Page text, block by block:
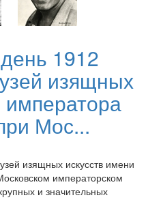
1912
изящных
императора
Мос...
изящных искусств имени
императорском
и значительных